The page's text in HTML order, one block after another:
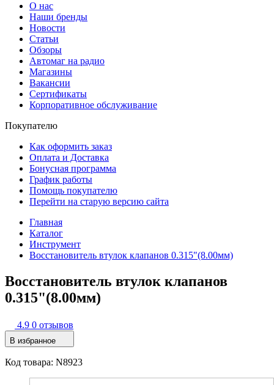
О нас
Наши бренды
Новости
Статьи
Обзоры
Автомаг на радио
Магазины
Вакансии
Сертификаты
Корпоративное обслуживание
Покупателю
Как оформить заказ
Оплата и Доставка
Бонусная программа
График работы
Помощь покупателю
Перейти на старую версию сайта
Главная
Каталог
Инструмент
Восстановитель втулок клапанов 0.315"(8.00мм)
Восстановитель втулок клапанов
0.315"(8.00мм)
4.9 0 отзывов
В избранное
Код товара: N8923